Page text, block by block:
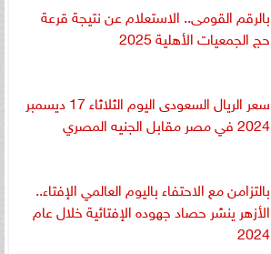
بالرقم القومى.. الاستعلام عن نتيجة قرعة
حج الجمعيات الأهلية 2025
سعر الريال السعودى اليوم الثلاثاء 17 ديسمبر
2024 في مصر مقابل الجنيه المصري
بالتزامن مع الاحتفاء باليوم العالمي الإفتاء..
الأزهر ينشر حصاد جهوده الإفتائية خلال عام
2024